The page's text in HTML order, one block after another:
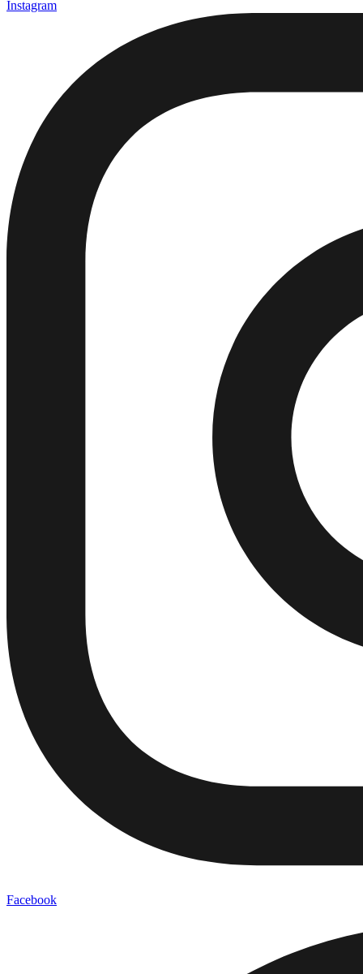
Instagram
Facebook